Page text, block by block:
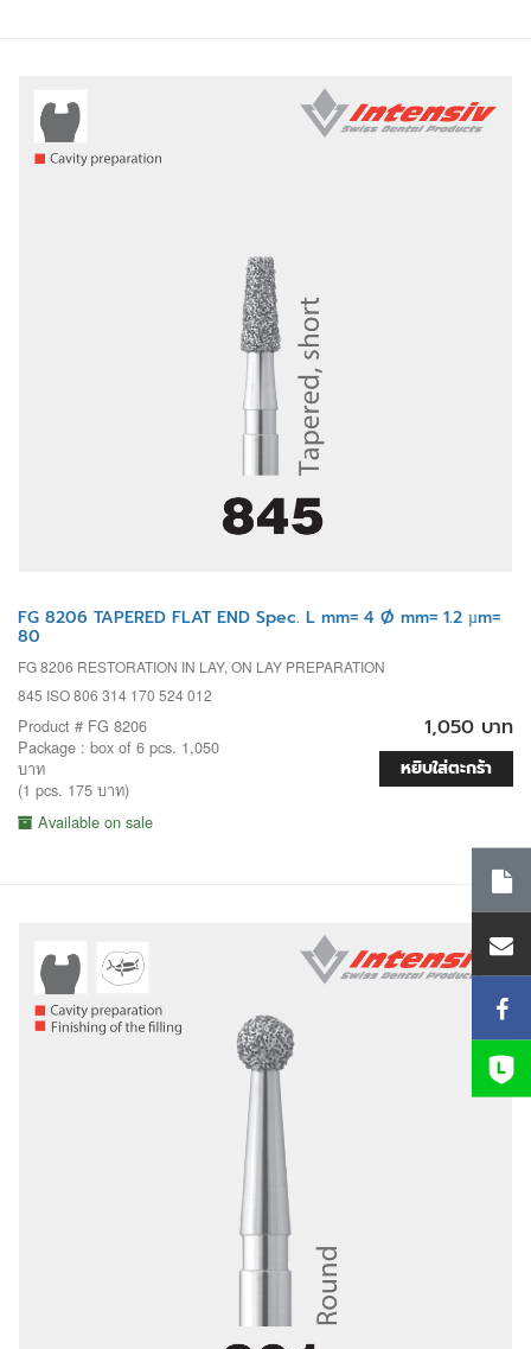
FG 8206 TAPERED FLAT END Spec. L mm= 4 Ø mm= 1.2 µm=
80
FG 8206 RESTORATION IN LAY, ON LAY PREPARATION
845 ISO 806 314 170 524 012
Product # FG 8206
Package : box of 6 pcs. 1,050
บาท
(1 pcs. 175 บาท)
Available on sale
1,050 บาท
หยิบใส่ตะกร้า